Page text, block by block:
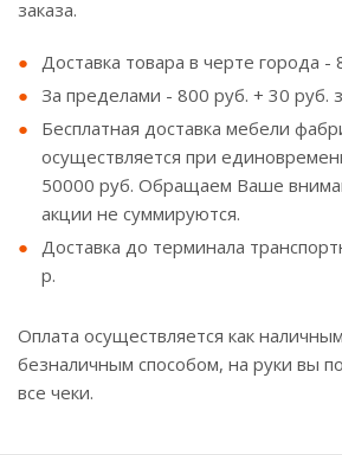
заказа.
Доставка товара в черте города -
За пределами - 800 руб. + 30 руб.
Бесплатная доставка мебели
осуществляется при
50000 руб. Обращаем Ваше
акции не суммируются.
Доставка до терминала
р.
Оплата осуществляется как
безналичным способом, на руки вы
все чеки.